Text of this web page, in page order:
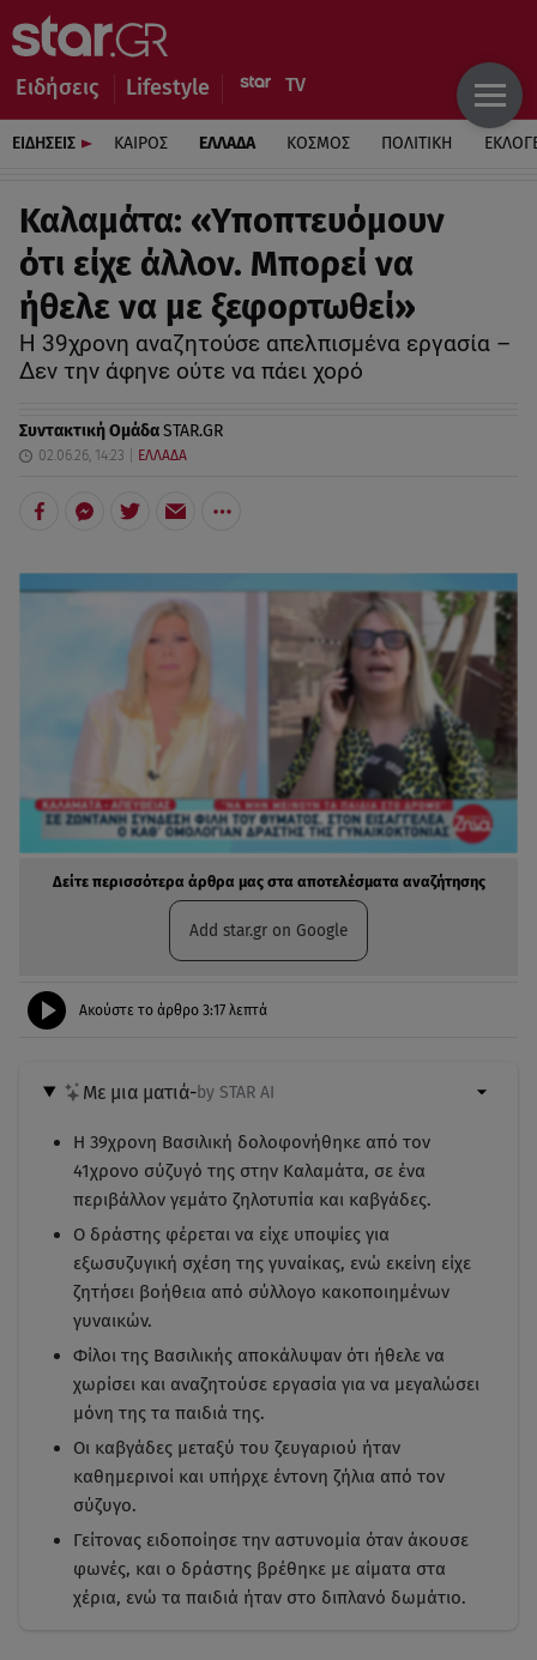
Ειδήσεις Lifestyle
ΕΙΔΗΣΕΙΣ ΚΑΙΡΟΣ ΕΛΛΑΔΑ ΚΟΣΜΟΣ ΠΟΛΙΤΙΚΗ
Καλαμάτα: «Υποπτευόμουν
ότι είχε άλλον. Μπορεί να
ήθελε να με ξεφορτωθεί»
Η 39χρονη αναζητούσε απελπισμένα εργασία –
Δεν την άφηνε ούτε να πάει χορό
Συντακτική ΟμάδαSTAR.GR
02.06.26, 14:23 ΕΛΛΑΔΑ
Δείτε περισσότερα άρθρα μας στα αποτελέσματα αναζήτησης
Add star.gr on Google
Ακούστε το άρθρο 3:17 λεπτά
Με μια ματιά-by STAR AI
Η 39χρονη Βασιλική δολοφονήθηκε από τον
41χρονο σύζυγό της στην Καλαμάτα, σε ένα
περιβάλλον γεμάτο ζηλοτυπία και καβγάδες.
Ο δράστης φέρεται να είχε υποψίες για
εξωσυζυγική σχέση της γυναίκας, ενώ εκείνη είχε
ζητήσει βοήθεια από σύλλογο κακοποιημένων
γυναικών.
Φίλοι της Βασιλικής αποκάλυψαν ότι ήθελε να
χωρίσει και αναζητούσε εργασία για να μεγαλώσει
μόνη της τα παιδιά της.
Οι καβγάδες μεταξύ του ζευγαριού ήταν
καθημερινοί και υπήρχε έντονη ζήλια από τον
σύζυγο.
Γείτονας ειδοποίησε την αστυνομία όταν άκουσε
φωνές, και ο δράστης βρέθηκε με αίματα στα
χέρια, ενώ τα παιδιά ήταν στο διπλανό δωμάτιο.